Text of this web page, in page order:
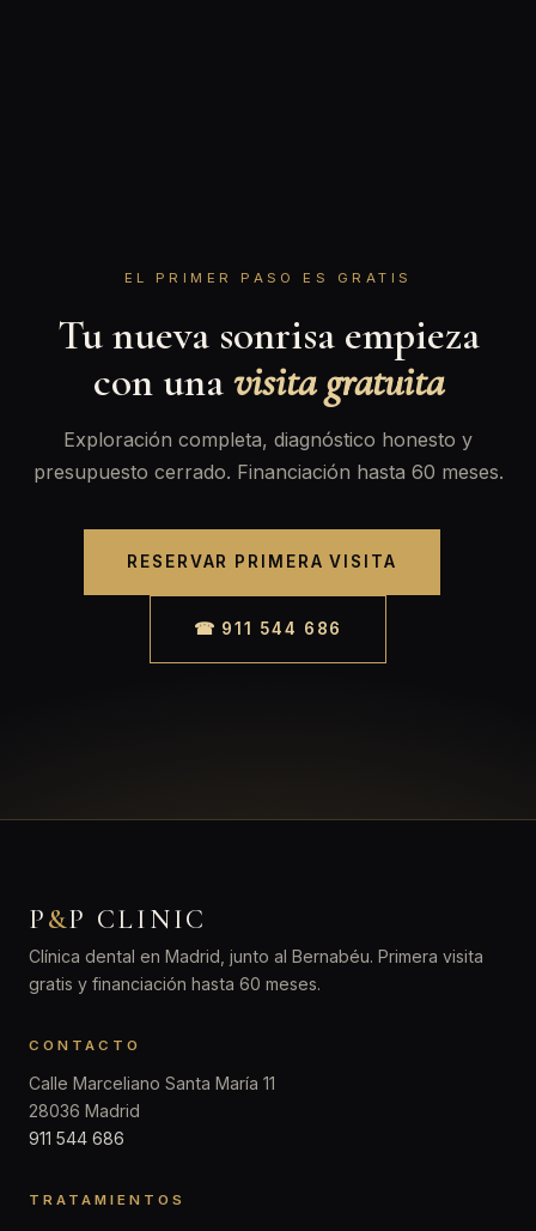
EL PRIMER PASO ES GRATIS
Tu nueva sonrisa empieza
con unavisita gratuita
Exploración completa, diagnóstico honesto y
presupuesto cerrado. Financiación hasta 60 meses.
RESERVAR PRIMERA VISITA
☎ 911 544 686
P&P CLINIC
Clínica dental en Madrid, junto al Bernabéu. Primera visita
gratis y financiación hasta 60 meses.
CONTACTO
Calle Marceliano Santa María 11
28036 Madrid
911 544 686
TRATAMIENTOS